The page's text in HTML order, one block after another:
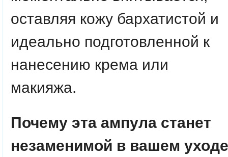
оставляя кожу бархатистой и
идеально подготовленной к
нанесению крема или
макияжа.
Почему эта ампула станет
незаменимой в вашем